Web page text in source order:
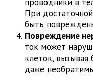
При
быть
Повреждение
ток может
клеток,
даже